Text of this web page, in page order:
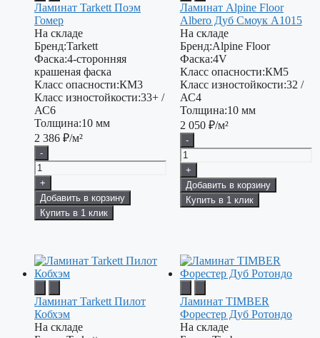
Ламинат Tarkett Поэм
Гомер
На складе
Бренд:Tarkett
Фаска:4-сторонняя
крашеная фаска
Класс опасности:КМ3
Класс изностойкости:33+ /
АС6
Толщина:10 мм
2 386 ₽/м²
-
+
Добавить в корзину
Купить в 1 клик
Ламинат Alpine Floor
Albero Дуб Смоук А1015
На складе
Бренд:Alpine Floor
Фаска:4V
Класс опасности:КМ5
Класс изностойкости:32 /
АС4
Толщина:10 мм
2 050 ₽/м²
-
+
Добавить в корзину
Купить в 1 клик
Ламинат Tarkett Пилот
Кобхэм
На складе
Ламинат TIMBER
Форестер Дуб Ротондо
На складе